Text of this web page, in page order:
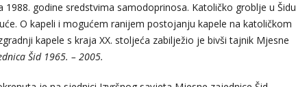
godine sredstvima samodoprinosa. Katoličko groblje u Šidu
O kapeli i mogućem ranijem postojanju kapele na katoličkom
kapele s kraja XX. stoljeća zabilježio je bivši tajnik Mjesne
Šid 1965. – 2005.